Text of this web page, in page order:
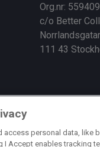
Org.nr:
c/o Better
111 43
access personal data, like
I Accept enables tracking